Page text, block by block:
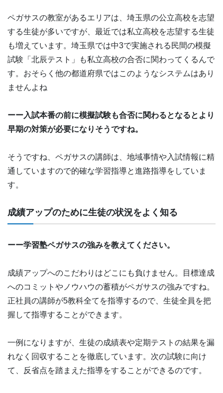
ペガサスの教室があるエリアは、埼玉県の公立高校を志望
する生徒が多いですが、最近では私立高校を志望する生徒
も増えています。埼玉県では中3で実施される民間の模擬
試験「北辰テスト」も私立高校の合否に関わってくるんで
す。おそらく他の都道府県ではこのようなシステムはあり
ませんよね
ーー入試本番の前に模擬試験も合否に関わるとなるとより
早期の対策が必要になりそうですね。
そうですね、ペガサスの講師は、地域事情や入試情報に精
通していますので的確な学習指導と進路指導をしていま
す。
成績アップのために生徒の状況をよく知る
ーー学習塾ペガサスの強みを教えてください。
成績アップへのこだわりはどこにも負けません。目標達成
へのコミットやノウハウの蓄積がペガサスの強みですね。
正社員の講師が5教科全てを指導するので、生徒全員を把
握して指導することができます。
一例になりますが、生徒の成績表や定期テストの結果を漏
れなく回収することを徹底しています。次の試験に向け
て、反省点を踏まえた指導をすることができるのです。